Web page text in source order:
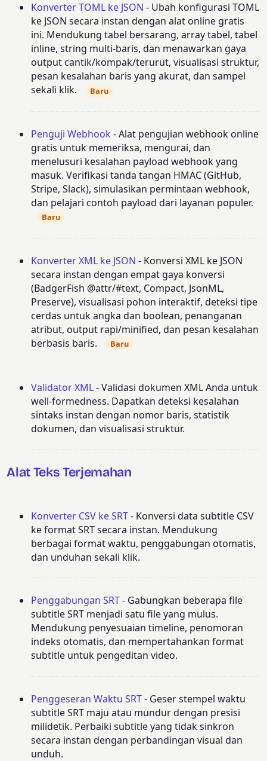
Konverter TOML ke JSON - Ubah konfigurasi TOML
ke JSON secara instan dengan alat online gratis
ini. Mendukung tabel bersarang, array tabel, tabel
inline, string multi-baris, dan menawarkan gaya
output cantik/kompak/terurut, visualisasi struktur,
pesan kesalahan baris yang akurat, dan sampel
sekali klik.
Baru
Penguji Webhook - Alat pengujian webhook online
gratis untuk memeriksa, mengurai, dan
menelusuri kesalahan payload webhook yang
masuk. Verifikasi tanda tangan HMAC (GitHub,
Stripe, Slack), simulasikan permintaan webhook,
dan pelajari contoh payload dari layanan populer.
Baru
Konverter XML ke JSON - Konversi XML ke JSON
secara instan dengan empat gaya konversi
(BadgerFish @attr/#text, Compact, JsonML,
Preserve), visualisasi pohon interaktif, deteksi tipe
cerdas untuk angka dan boolean, penanganan
atribut, output rapi/minified, dan pesan kesalahan
berbasis baris.
Baru
Validator XML- Validasi dokumen XML Anda untuk
well-formedness. Dapatkan deteksi kesalahan
sintaks instan dengan nomor baris, statistik
dokumen, dan visualisasi struktur.
Alat Teks Terjemahan
Konverter CSV ke SRT- Konversi data subtitle CSV
ke format SRT secara instan. Mendukung
berbagai format waktu, penggabungan otomatis,
dan unduhan sekali klik.
Penggabungan SRT- Gabungkan beberapa file
subtitle SRT menjadi satu file yang mulus.
Mendukung penyesuaian timeline, penomoran
indeks otomatis, dan mempertahankan format
subtitle untuk pengeditan video.
Penggeseran Waktu SRT- Geser stempel waktu
subtitle SRT maju atau mundur dengan presisi
milidetik. Perbaiki subtitle yang tidak sinkron
secara instan dengan perbandingan visual dan
unduh.